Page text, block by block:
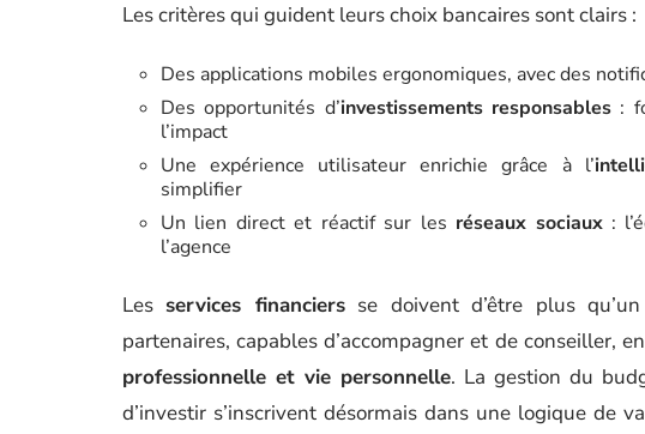
Les critères qui guident leurs choix bancaires sont clairs :
Des applications mobiles ergonomiques, avec des
Des opportunités d’investissements responsables:
l’impact
Une expérience utilisateur enrichie grâce à l’
simplifier
Un lien direct et réactif sur les réseaux sociaux:
l’agence
Les services financiersse doivent d’être plus
partenaires, capables d’accompagner et de conseiller,
professionnelle et vie personnelle. La gestion du
d’investir s’inscrivent désormais dans une logique de